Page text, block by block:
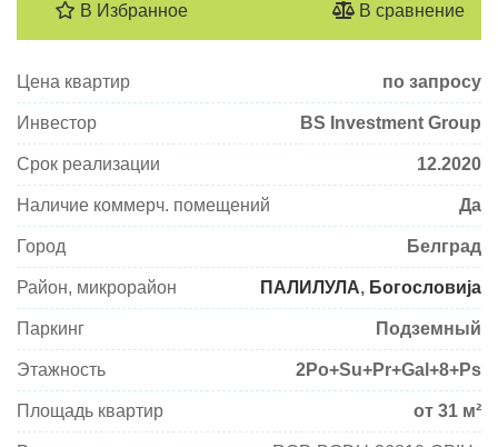
В Избранное
В сравнение
Цена квартир по запросу
Инвестор BS Investment Group
Срок реализации 12.2020
Наличие коммерч. помещений Да
Город Белград
Район, микрорайон ПАЛИЛУЛА, Богословија
Паркинг Подземный
Этажность 2Po+Su+Pr+Gal+8+Ps
Площадь квартир от 31 м²